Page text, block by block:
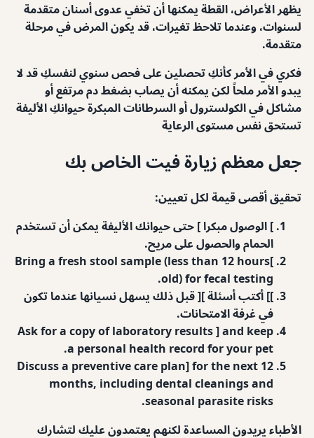
يظهر الأعراض، القطة يمكنها أن تخفي عدوى أسنان متقدمة
لسنوات، وعندما تلاحظ تغيرات، قد يكون المرض في مرحلة
متقدمة.
فكري في الأمر كأنكِ تحصلين على فحص سنوي لنفسكِ قد لا
يبدو الأمر ملحاً لكن يمكنه أن يصاب بضغط دم مرتفع أو
مشاكل في الكولسترول أو السرطانات المبكرة حيوانكِ الأليفة
تستحق نفس مستوى الرعاية
جعل معظم زيارة فيت الخاص بك
تحقيق أقصى قيمة لكل تعيين:
] الوصول مبكرا ] حتى حيوانك الأليفة يمكن أن تستخدم
الحمام والحصول على مريح.
]Bring a fresh stool sample
(less than 12 hours
old) for fecal testing.
]] أكتب أسئلة ][ قبل ذلك يسهل نسيانها عندما تكون
في غرفة الامتحانات.
Ask for a copy of laboratory results ] and keep
a personal health record for your pet.
Discuss a preventive care plan] for the next 12
months, including dental cleanings and
seasonal parasite risks.
الأطباء يريدون المساعدة لكنهم يعتمدون عليك لتشارك